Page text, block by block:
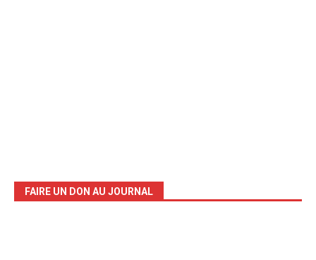
FAIRE UN DON AU JOURNAL